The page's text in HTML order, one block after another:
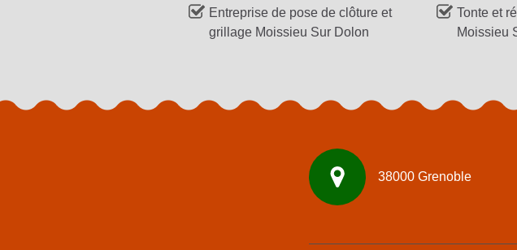
Entreprise de pose de clôture et
grillage Moissieu Sur Dolon
Tonte et
Moissieu
38000 Grenoble